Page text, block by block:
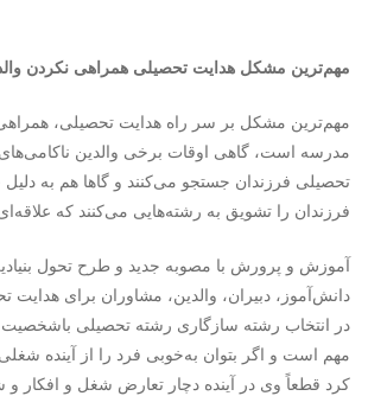
مهم‌ترین مشکل هدایت تحصیلی همراهی نکردن
مهم‌ترین مشکل بر سر راه هدایت تحصیلی، همراهی
مدرسه است، گاهی اوقات برخی والدین
تحصیلی فرزندان جستجو می‌کنند و گاها هم به
فرزندان را تشویق به رشته‌هایی می‌کنند که علاقه‌ای
آموزش و پرورش با مصوبه جدید و طرح تحول
دانش‌آموز، دبیران، والدین، مشاوران برای
در انتخاب رشته سازگاری رشته تحصیلی باشخصیت
مهم است و اگر بتوان به‌خوبی فرد را از آینده
کرد قطعاً وی در آینده دچار تعارض شغل و